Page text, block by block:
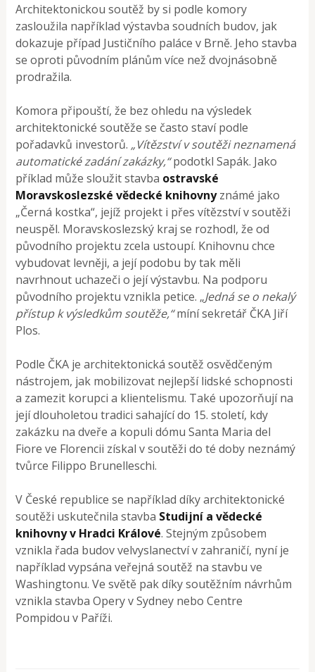
Architektonickou soutěž by si podle komory
zasloužila například výstavba soudních budov, jak
dokazuje případ Justičního paláce v Brně. Jeho stavba
se oproti původním plánům více než dvojnásobně
prodražila.
Komora připouští, že bez ohledu na výsledek
architektonické soutěže se často staví podle
pořadavků investorů. „Vítězství v soutěži neznamená
automatické zadání zakázky,“podotkl Sapák. Jako
příklad může sloužit stavba ostravské
Moravskoslezské vědecké knihovnyznámé jako
„Černá kostka“, jejíž projekt i přes vítězství v soutěži
neuspěl. Moravskoslezský kraj se rozhodl, že od
původního projektu zcela ustoupí. Knihovnu chce
vybudovat levněji, a její podobu by tak měli
navrhnout uchazeči o její výstavbu. Na podporu
původního projektu vznikla petice. „Jedná se o nekalý
přístup k výsledkům soutěže,“míní sekretář ČKA Jiří
Plos.
Podle ČKA je architektonická soutěž osvědčeným
nástrojem, jak mobilizovat nejlepší lidské schopnosti
a zamezit korupci a klientelismu. Také upozorňují na
její dlouholetou tradici sahající do 15. století, kdy
zakázku na dveře a kopuli dómu Santa Maria del
Fiore ve Florencii získal v soutěži do té doby neznámý
tvůrce Filippo Brunelleschi.
V České republice se například díky architektonické
soutěži uskutečnila stavba Studijní a vědecké
knihovny v Hradci Králové. Stejným způsobem
vznikla řada budov velvyslanectví v zahraničí, nyní je
například vypsána veřejná soutěž na stavbu ve
Washingtonu. Ve světě pak díky soutěžním návrhům
vznikla stavba Opery v Sydney nebo Centre
Pompidou v Paříži.